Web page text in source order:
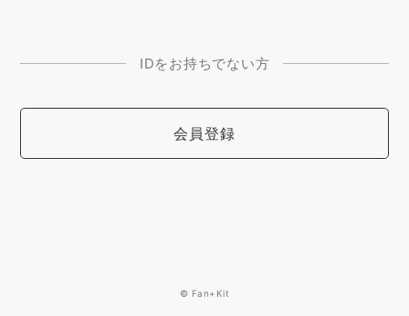
IDをお持ちでない方
会員登録
© Fan+Kit